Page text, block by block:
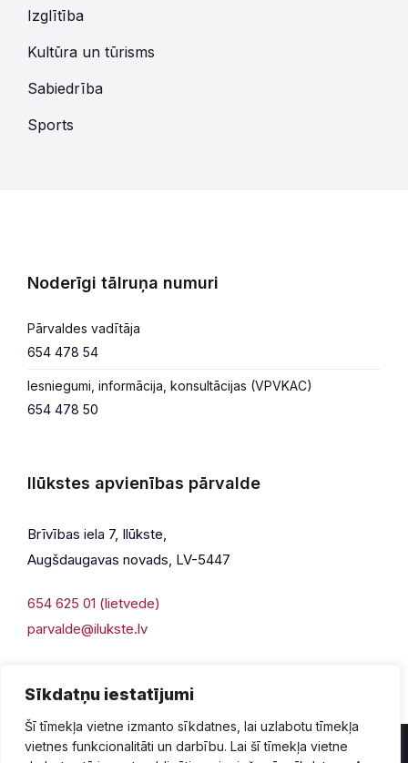
Sīkdatņu iestatījumi
Šī tīmekļa vietne izmanto sīkdatnes, lai uzlabotu tīmekļa
vietnes funkcionalitāti un darbību. Lai šī tīmekļa vietne
Izglītība
Kultūra un tūrisms
Sabiedrība
Sports
Noderīgi tālruņa numuri
Pārvaldes vadītāja
654 478 54
Iesniegumi, informācija, konsultācijas (VPVKAC)
654 478 50
Ilūkstes apvienības pārvalde
Brīvības iela 7, Ilūkste,
Augšdaugavas novads, LV-5447
654 625 01 (lietvede)
parvalde@ilukste.lv